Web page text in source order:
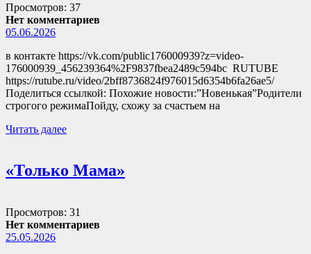
Просмотров: 37
Нет комментариев
05.06.2026
в контакте https://vk.com/public176000939?z=video-
176000939_456239364%2F9837fbea2489c594bc RUTUBE
https://rutube.ru/video/2bff8736824f976015d6354b6fa26ae5/
Поделиться ссылкой: Похожие новости:”Новенькая”Родители
строгого режимаПойду, схожу за счастьем на
Читать далее
«Только Мама»
Просмотров: 31
Нет комментариев
25.05.2026